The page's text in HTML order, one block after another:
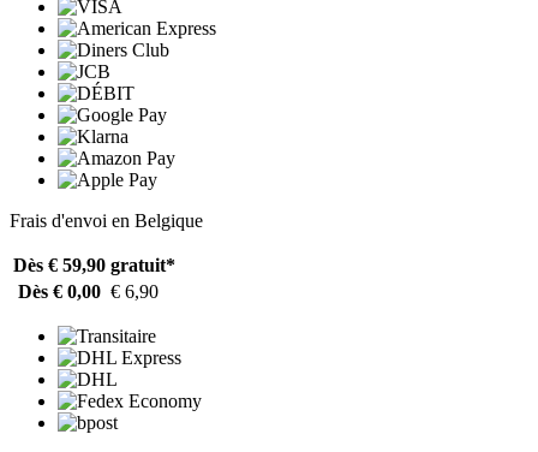
Frais d'envoi en Belgique
Dès € 59,90 gratuit*
Dès € 0,00 € 6,90